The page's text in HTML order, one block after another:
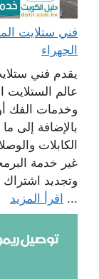
الجهراء
يقدم فني
عالم الستلايت
وخدمات الفك
بالإضافة إلى
الكابلات
غير خدمة
وتجديد اشتراك
... اقرأ المزيد